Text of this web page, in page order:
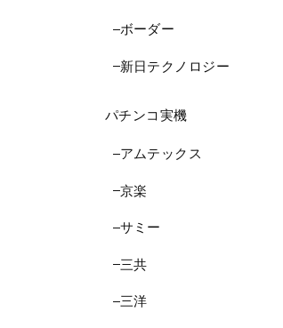
ボーダー
新日テクノロジー
パチンコ実機
アムテックス
京楽
サミー
三共
三洋